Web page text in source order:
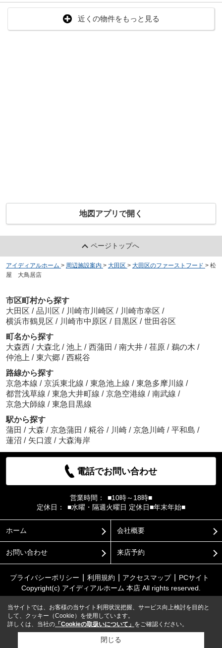
近くの物件をもっと見る
地図アプリで開く
ページトップへ
アイディアルホーム > 周辺施設案内 > 大田区 > 大田区のファーストフード > 松
屋 大鳥居店
市区町村から探す
大田区 / 品川区 / 川崎市川崎区 / 川崎市幸区 /
横浜市鶴見区 / 川崎市中原区 / 目黒区 / 世田谷区
町名から探す
大森西 / 大森北 / 池上 / 西蒲田 / 南大井 / 荏原 / 鵜の木 /
仲池上 / 東六郷 / 西糀谷
路線から探す
京急本線 / 京浜東北線 / 東急池上線 / 東急多摩川線 /
都営浅草線 / 東急大井町線 / 京急空港線 / 南武線 /
京急大師線 / 東急目黒線
駅から探す
蒲田 / 大森 / 京急蒲田 / 糀谷 / 川崎 / 京急川崎 / 平和島 /
蓮沼 / 矢口渡 / 大森海岸
電話でお問い合わせ
営業時間：
■10時～18時■
定休日：
■水曜・隔週火曜日 定休日■年末年始■
ホーム 会社概要
お問い合わせ 来店予約
プライバシーポリシー 利用規約 アクセスマップ
PCサイト
Copyright(c) アイディアルホーム 本店 All rights reserved.
当サイトでは、お客様の当サイト利用状況把握、サービス向上検討を目的と
して、クッキー（Cookie）を使用しています。
詳しくは、当社の 「Cookieの取扱いについて」 をご確認ください。
閉じる